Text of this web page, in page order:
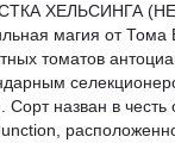
ХЕЛЬСИНГА
магия от Тома
томатов
назван в честь